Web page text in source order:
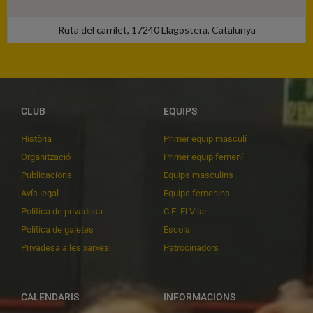
Ruta del carrilet, 17240 Llagostera, Catalunya
CLUB
Història
Organització
Publicacions
Avís legal
Política de privadesa
Política de galetes
Privadesa a les xarxes
EQUIPS
Primer equip masculí
Primer equip femení
Equips masculins
Equips femenins
C.E. El Vilar
Escola
Patrocinadors
CALENDARIS INFORMACIONS